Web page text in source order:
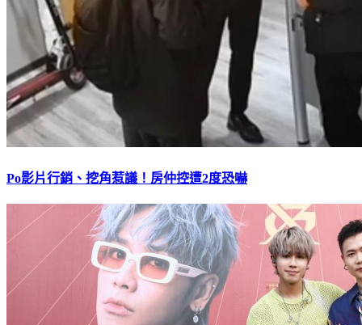
Po影片行銷、挖角惹議！房仲控遭2度恐嚇